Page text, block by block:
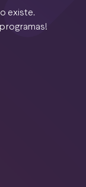
existe.